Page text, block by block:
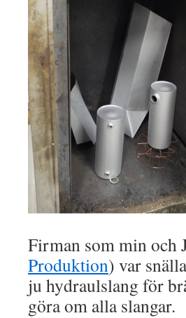
Firman som min och
Produktion) var
ju hydraulslang för
göra om alla slangar.